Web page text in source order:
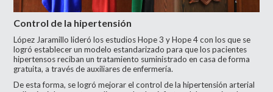
Control de la hipertensión
López Jaramillo lideró los estudios Hope 3 y Hope 4 con los que se
logró establecer un modelo estandarizado para que los pacientes
hipertensos reciban un tratamiento suministrado en casa de forma
gratuita, a través de auxiliares de enfermería.
De esta forma, se logró mejorar el control de la hipertensión arterial